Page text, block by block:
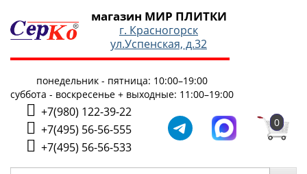
магазин МИР ПЛИТКИ
г. Красногорск
ул.Успенская, д.32
понедельник - пятница: 10:00–19:00
суббота - воскресенье + выходные: 11:00–19:00
+7(980) 122-39-22
+7(495) 56-56-555
+7(495) 56-56-533
0